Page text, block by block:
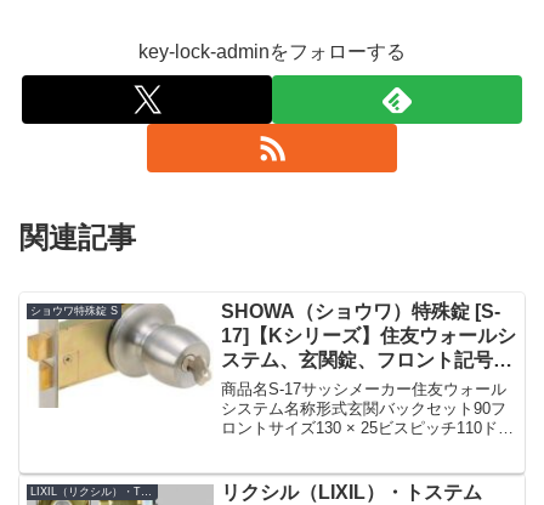
key-lock-adminをフォローする
関連記事
ショウワ特殊錠 S
SHOWA（ショウワ）特殊錠 [S-
17]【Kシリーズ】住友ウォールシ
ステム、玄関錠、フロント記号
IS-901
商品名S-17サッシメーカー住友ウォール
システム名称形式玄関バックセット90フ
ロントサイズ130 × 25ビスピッチ110ドア
錠 ドアノブ 交換 握り...
LIXIL（リクシル）・TOSTEM（トステム）
リクシル（LIXIL）・トステム